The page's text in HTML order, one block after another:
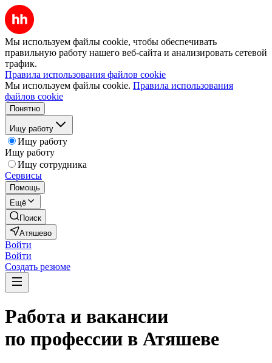
Мы используем файлы cookie, чтобы обеспечивать
правильную работу нашего веб-сайта и анализировать сетевой
трафик.
Правила использования файлов cookie
Мы используем файлы cookie. Правила использования
файлов cookie
Понятно
Ищу работу
Ищу работу
Ищу работу
Ищу сотрудника
Сервисы
Помощь
Ещё
Поиск
Атяшево
Войти
Войти
Создать резюме
Работа и вакансии
по профессии в Атяшеве